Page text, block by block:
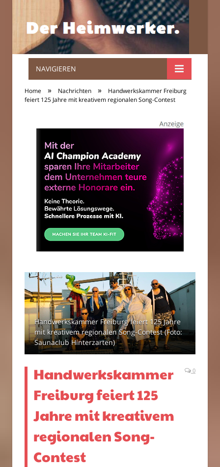
Der
Heimwerker.
NAVIGIEREN
Home » Nachrichten »
Handwerkskammer Freiburg
feiert 125 Jahre mit kreativem regionalen Song-Contest
Handwerkskammer Freiburg feiert 125 Jahre
mit kreativem regionalen Song-Contest (Foto:
Saunaclub Hinterzarten)
Handwerkskammer
Freiburg feiert 125
Jahre mit kreativem
regionalen Song-
Contest
0